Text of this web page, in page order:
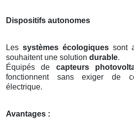
Dispositifs autonomes
Les systèmes écologiques sont
souhaitent une solution durable.
Équipés de capteurs
fonctionnent sans exiger de
électrique.
Avantages :